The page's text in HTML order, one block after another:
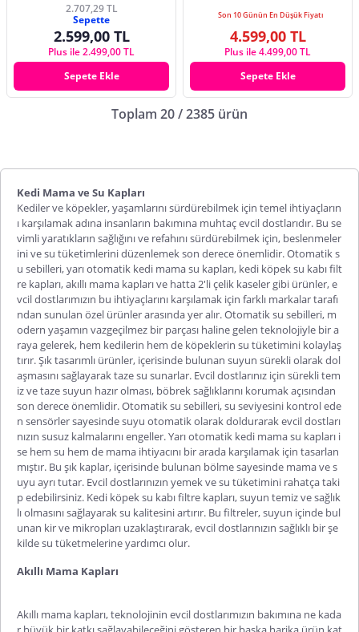
2.707,29 TL
Sepette
2.599,00 TL
Plus ile 2.499,00 TL
Sepete Ekle
Son 10 Günün En Düşük Fiyatı
4.599,00 TL
Plus ile 4.499,00 TL
Sepete Ekle
Toplam 20 / 2385 ürün
Kedi Mama ve Su Kapları
Kediler ve köpekler, yaşamlarını sürdürebilmek için temel ihtiyaçların
ı karşılamak adına insanların bakımına muhtaç evcil dostlarıdır. Bu se
vimli yaratıkların sağlığını ve refahını sürdürebilmek için, beslenmeler
ini ve su tüketimlerini düzenlemek son derece önemlidir. Otomatik s
u sebilleri, yarı otomatik kedi mama su kapları, kedi köpek su kabı filt
re kapları, akıllı mama kapları ve hatta 2'li çelik kaseler gibi ürünler, e
vcil dostlarımızın bu ihtiyaçlarını karşılamak için farklı markalar tarafı
ndan sunulan özel ürünler arasında yer alır. Otomatik su sebilleri, m
odern yaşamın vazgeçilmez bir parçası haline gelen teknolojiyle bir a
raya gelerek, hem kedilerin hem de köpeklerin su tüketimini kolaylaş
tırır. Şık tasarımlı ürünler, içerisinde bulunan suyun sürekli olarak dol
aşmasını sağlayarak taze su sunarlar. Evcil dostlarınız için sürekli tem
iz ve taze suyun hazır olması, böbrek sağlıklarını korumak açısından
son derece önemlidir. Otomatik su sebilleri, su seviyesini kontrol ede
n sensörler sayesinde suyu otomatik olarak doldurarak evcil dostları
nızın susuz kalmalarını engeller. Yarı otomatik kedi mama su kapları i
se hem su hem de mama ihtiyacını bir arada karşılamak için tasarlan
mıştır. Bu şık kaplar, içerisinde bulunan bölme sayesinde mama ve s
uyu ayrı tutar. Evcil dostlarınızın yemek ve su tüketimini rahatça taki
p edebilirsiniz. Kedi köpek su kabı filtre kapları, suyun temiz ve sağlık
lı olmasını sağlayarak su kalitesini artırır. Bu filtreler, suyun içinde bul
unan kir ve mikropları uzaklaştırarak, evcil dostlarınızın sağlıklı bir şe
kilde su tüketmelerine yardımcı olur.
Akıllı Mama Kapları
Akıllı mama kapları, teknolojinin evcil dostlarımızın bakımına ne kada